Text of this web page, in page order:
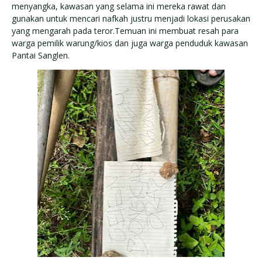
menyangka, kawasan yang selama ini mereka rawat dan
gunakan untuk mencari nafkah justru menjadi lokasi perusakan
yang mengarah pada teror.Temuan ini membuat resah para
warga pemilik warung/kios dan juga warga penduduk kawasan
Pantai Sanglen.